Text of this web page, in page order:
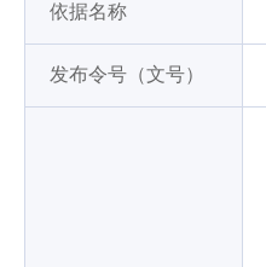
依据名称
发布令号（文号）